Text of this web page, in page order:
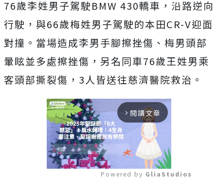
76歲李姓男子駕駛BMW 430轎車，沿路逆向
行駛，與66歲梅姓男子駕駛的本田CR-V迎面
對撞。當場造成李男手腳擦挫傷、梅男頭部
暈眩並多處擦挫傷，另名同車76歲王姓男乘
客頭部撕裂傷，3人皆送往慈濟醫院救治。
arrow_forward_ios 閱讀文章
Powered by GliaStudios